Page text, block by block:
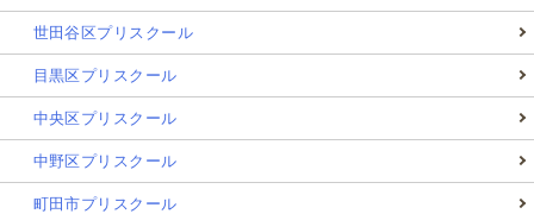
世田谷区プリスクール
目黒区プリスクール
中央区プリスクール
中野区プリスクール
町田市プリスクール